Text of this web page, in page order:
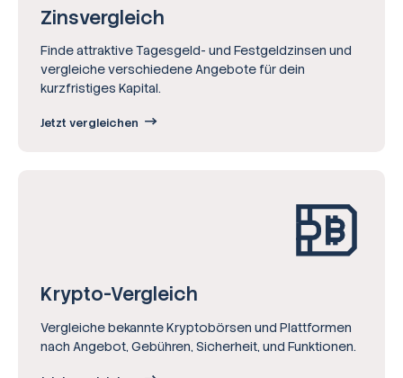
Zinsvergleich
Finde attraktive Tagesgeld- und Festgeldzinsen und
vergleiche verschiedene Angebote für dein
kurzfristiges Kapital.
Jetzt vergleichen
Krypto-Vergleich
Vergleiche bekannte Kryptobörsen und Plattformen
nach Angebot, Gebühren, Sicherheit, und Funktionen.